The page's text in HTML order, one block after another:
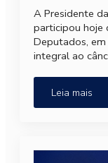
A Presidente
participou hoje
Deputados,
integral ao
Leia mais